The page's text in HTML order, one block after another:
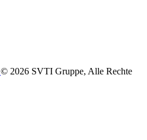
© 2026 SVTI Gruppe, Alle Rechte